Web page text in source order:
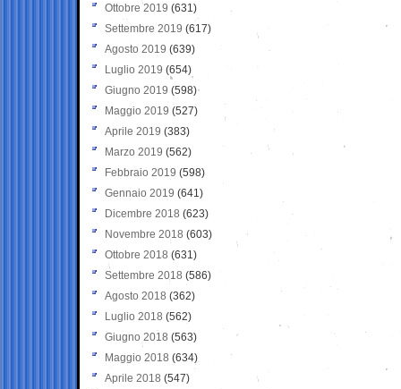
Ottobre 2019 (631)
Settembre 2019 (617)
Agosto 2019 (639)
Luglio 2019 (654)
Giugno 2019 (598)
Maggio 2019 (527)
Aprile 2019 (383)
Marzo 2019 (562)
Febbraio 2019 (598)
Gennaio 2019 (641)
Dicembre 2018 (623)
Novembre 2018 (603)
Ottobre 2018 (631)
Settembre 2018 (586)
Agosto 2018 (362)
Luglio 2018 (562)
Giugno 2018 (563)
Maggio 2018 (634)
Aprile 2018 (547)